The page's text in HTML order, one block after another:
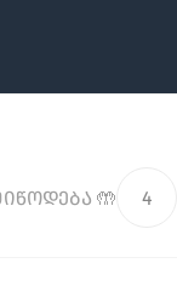
🤲 4